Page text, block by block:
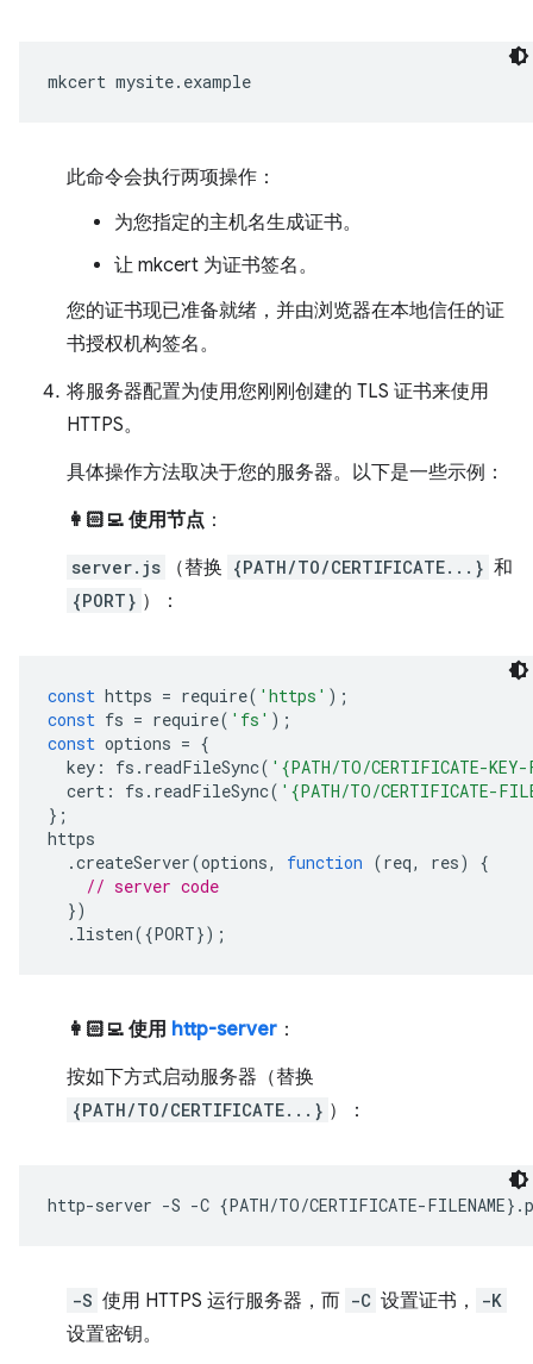
mkcert
此命令会执行两项操作：
为您指定的主机名生成证书。
让 mkcert 为证书签名。
您的证书现已准备就绪，并由浏览器在本地信任的证
书授权机构签名。
将服务器配置为使用您刚刚创建的 TLS 证书来使用
HTTPS。
具体操作方法取决于您的服务器。以下是一些示例：
👩🏻‍💻 使用节点 ：
server.js （替换 {PATH/TO/CERTIFICATE...} 和
{PORT} ）：
const https = require( 'https' );
const fs = require( 'fs' );
const options = {
key : fs . readFileSync( '{PATH/TO/CERTIFICATE-
cert : fs . readFileSync( '{PATH/TO/CERTIFICATE-
};
https
.createServer(options, function (req, res)
{
// server code
})
. listen({PORT});
👩🏻‍💻 使用 http-server ：
按如下方式启动服务器（替换
{PATH/TO/CERTIFICATE...} ）：
http-server -S -C {PATH/TO/CERTIFICATE-FILENAME}
-S 使用 HTTPS 运行服务器，而 -C 设置证书， -K
设置密钥。